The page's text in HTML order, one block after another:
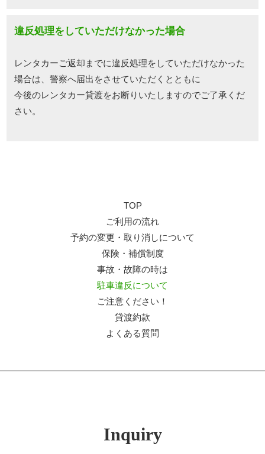
違反処理をしていただけなかった場合
レンタカーご返却までに違反処理をしていただけなかった
場合は、警察へ届出をさせていただくとともに
今後のレンタカー貸渡をお断りいたしますのでご了承くだ
さい。
TOP
ご利用の流れ
予約の変更・取り消しについて
保険・補償制度
事故・故障の時は
駐車違反について
ご注意ください！
貸渡約款
よくある質問
Inquiry